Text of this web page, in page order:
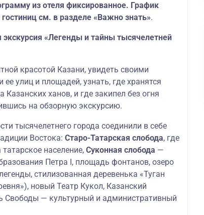
из отеля фиксированное. График
см. в разделе «Важно знать».
экскурсия «Легенды и тайны тысячелетней
красотой Казани, увидеть своими
ее улиц и площадей, узнать, где хранятся
ханов, и где закипел без огня
на обзорную экскурсию.
тысячелетнего города соединили в себе
Востока: Старо-Татарская слобода, где
население, Суконная слобода —
Петра I, площадь фонтанов, озеро
стилизованная деревенька «Туган
новый Театр Кукол, Казанский
Свободы — культурный и административный